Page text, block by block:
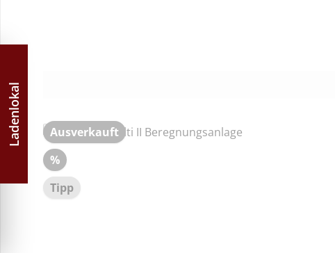
Ausverkauft
%Rabatt
Tipp
Ladenlokal